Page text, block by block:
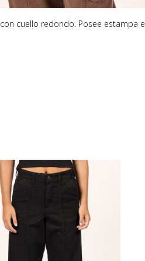
cuello redondo. Posee estampa